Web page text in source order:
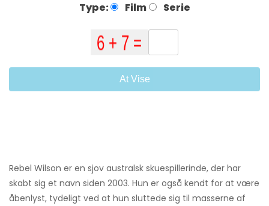
Type: Film Serie
At Vise
Rebel Wilson er en sjov australsk skuespillerinde, der har
skabt sig et navn siden 2003. Hun er også kendt for at være
åbenlyst, tydeligt ved at hun sluttede sig til masserne af